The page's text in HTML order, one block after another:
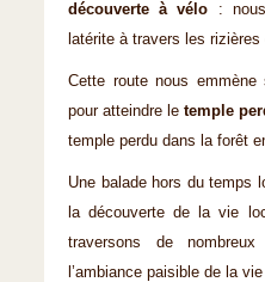
découverte à vélo :
latérite à travers les
Cette route nous emmène
pour atteindre le temple
temple perdu dans la forêt
Une balade hors du temps
la découverte de la vie
traversons de
l’ambiance paisible de la